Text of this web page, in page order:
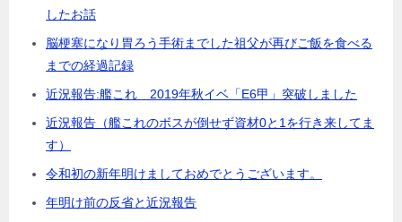
したお話
脳梗塞になり胃ろう手術までした祖父が再びご飯を食べる
までの経過記録
近況報告:艦これ 2019年秋イベ「E6甲」突破しました
近況報告（艦これのボスが倒せず資材0と1を行き来してま
す）
令和初の新年明けましておめでとうございます。
年明け前の反省と近況報告